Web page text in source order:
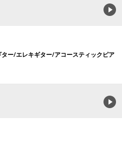
ー/エレキギター/アコースティックピア